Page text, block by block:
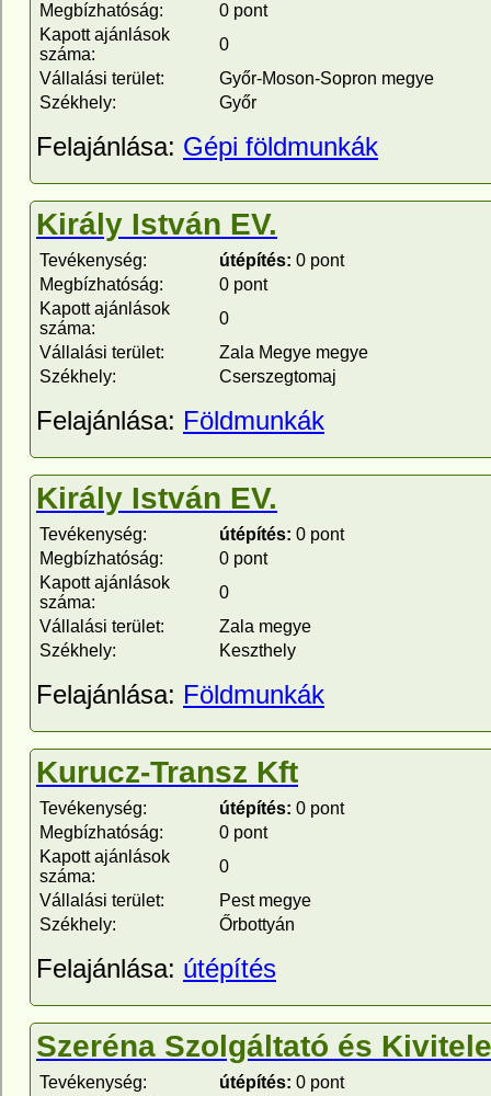
Megbízhatóság:
0 pont
Kapott ajánlások
száma:
0
Vállalási terület:
Győr-Moson-Sopron megye
Székhely:
Győr
Felajánlása: Gépi földmunkák
Király István EV.
Tevékenység: útépítés: 0 pont
Megbízhatóság:
0 pont
Kapott ajánlások
száma:
0
Vállalási terület:
Zala Megye megye
Székhely:
Cserszegtomaj
Felajánlása: Földmunkák
Király István EV.
Tevékenység: útépítés: 0 pont
Megbízhatóság:
0 pont
Kapott ajánlások
száma:
0
Vállalási terület:
Zala megye
Székhely:
Keszthely
Felajánlása: Földmunkák
Kurucz-Transz Kft
Tevékenység: útépítés: 0 pont
Megbízhatóság:
0 pont
Kapott ajánlások
száma:
0
Vállalási terület:
Pest megye
Székhely:
Őrbottyán
Felajánlása: útépítés
Szeréna Szolgáltató és
Tevékenység: útépítés: 0 pont